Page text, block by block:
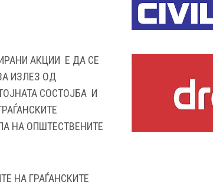
АКЦИИ Е ДА СЕ
ИЗЛЕЗ ОД
СОСТОЈБА И
НА ОПШТЕСТВЕНИТЕ
НА ГРАЃАНСКИТЕ